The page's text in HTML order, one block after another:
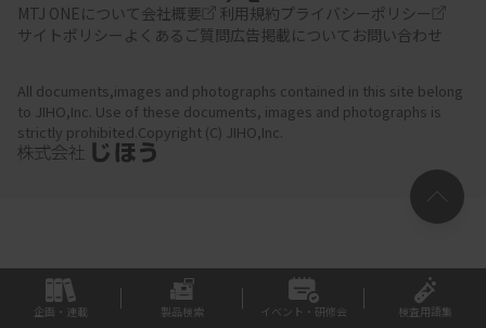
MTJ ONEについて会社概要 利用規約プライバシーポリシー
サイトポリシー よくあるご質問広告掲載について お問い合わせ
All documents,images and photographs contained in this site belong
to JIHO,Inc. Use of these documents, images and photographs is
strictly prohibited.Copyright (C) JIHO,Inc.
企画・連載 製品検索 イベント・研修会 検査用語集